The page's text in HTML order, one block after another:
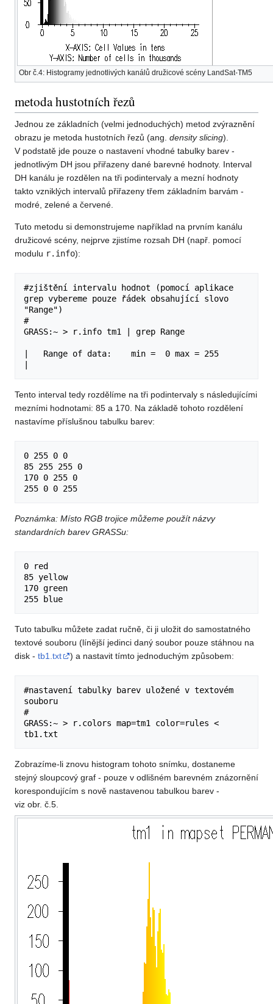
Obr č.4: Histogramy jednotlivých kanálů družicové scény LandSat-TM5
metoda hustotních řezů
Jednou ze základních (velmi jednoduchých) metod zvýraznění
obrazu je metoda hustotních řezů (ang. density slicing).
V podstatě jde pouze o nastavení vhodné tabulky barev -
jednotlivým DH jsou přiřazeny dané barevné hodnoty. Interval
DH kanálu je rozdělen na tři podintervaly a mezní hodnoty
takto vzniklých intervalů přiřazeny třem základním barvám -
modré, zelené a červené.
Tuto metodu si demonstrujeme například na prvním kanálu
družicové scény, nejprve zjistíme rozsah DH (např. pomocí
modulu r.info):
#zjištění intervalu hodnot (pomocí aplikace
grep vybereme pouze řádek obsahující slovo
"Range")
#
GRASS:~ > r.info tm1 | grep Range
|   Range of data:    min =  0 max = 255
Tento interval tedy rozdělíme na tři podintervaly s následujícími
mezními hodnotami: 85 a 170. Na základě tohoto rozdělení
nastavíme příslušnou tabulku barev:
0 255 0 0
85 255 255 0
170 0 255 0
Poznámka: Místo RGB trojice můžeme použít názvy
standardních barev GRASSu:
0 red
85 yellow
170 green
Tuto tabulku můžete zadat ručně, či ji uložit do samostatného
textové souboru (línější jedinci daný soubor pouze stáhnou na
disk - tb1.txt ) a nastavit tímto jednoduchým způsobem:
#nastavení tabulky barev uložené v textovém
souboru
#
GRASS:~ > r.colors map=tm1 color=rules <
Zobrazíme-li znovu histogram tohoto snímku, dostaneme
stejný sloupcový graf - pouze v odlišném barevném znázornění
korespondujícím s nově nastavenou tabulkou barev -
viz obr. č.5.